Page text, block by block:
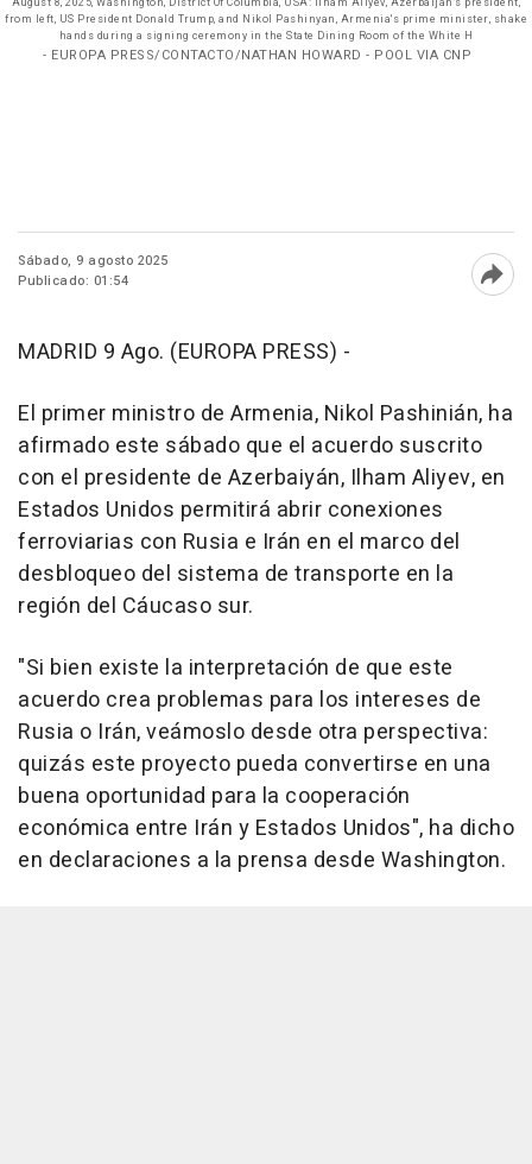
August 8, 2025, Washington, District Of Columbia, USA: Ilham Aliyev, Azerbaijan's president,
from left, US President Donald Trump, and Nikol Pashinyan, Armenia's prime minister, shake
hands during a signing ceremony in the State Dining Room of the White H
- EUROPA PRESS/CONTACTO/NATHAN HOWARD - POOL VIA CNP
Sábado, 9 agosto 2025
Publicado: 01:54
MADRID 9 Ago. (EUROPA PRESS) -
El primer ministro de Armenia, Nikol Pashinián, ha
afirmado este sábado que el acuerdo suscrito
con el presidente de Azerbaiyán, Ilham Aliyev, en
Estados Unidos permitirá abrir conexiones
ferroviarias con Rusia e Irán en el marco del
desbloqueo del sistema de transporte en la
región del Cáucaso sur.
"Si bien existe la interpretación de que este
acuerdo crea problemas para los intereses de
Rusia o Irán, veámoslo desde otra perspectiva:
quizás este proyecto pueda convertirse en una
buena oportunidad para la cooperación
económica entre Irán y Estados Unidos", ha dicho
en declaraciones a la prensa desde Washington.